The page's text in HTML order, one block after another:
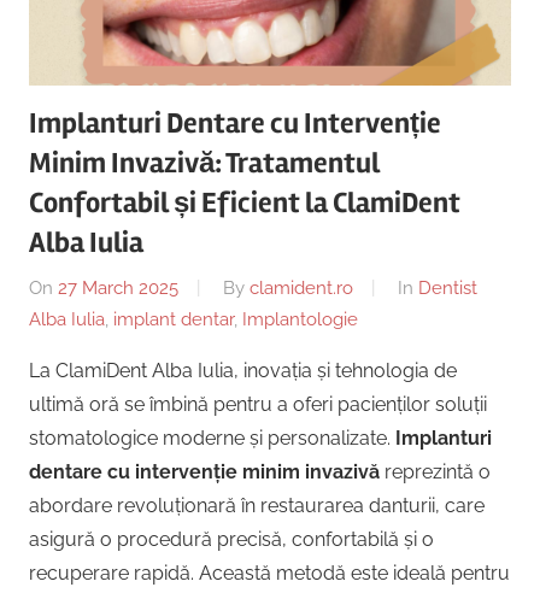
Centru
Implantologie
Copii,
Dentist,
Strada
Lăncrănjan
19,
Alba
Iulia
510218,
România
+40754463365
Implanturi Dentare cu Intervenție
Minim Invazivă: Tratamentul
Confortabil și Eficient la ClamiDent
Alba Iulia
On 27 March 2025 By clamident.ro In Dentist
Alba Iulia implant dentar, Implantologie
La ClamiDent Alba Iulia, inovația și tehnologia de
ultimă oră se îmbină pentru a oferi pacienților soluții
stomatologice moderne și personalizate. Implanturi
dentare cu intervenție minim invazivă reprezintă o
abordare revoluționară în restaurarea danturii, care
asigură o procedură precisă, confortabilă și o
recuperare rapidă. Această metodă este ideală pentru